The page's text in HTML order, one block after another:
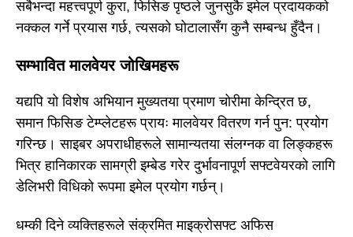
सबैभन्दा महत्त्वपूर्ण कुरा, फिसिङ पृष्ठले जुनसुकै इमेल प्रदायकको
नक्कल गर्ने प्रयास गर्छ, त्यसको घोटालासँग कुनै सम्बन्ध हुँदैन।
सम्भावित मालवेयर जोखिमहरू
यद्यपि यो विशेष अभियान मुख्यतया प्रमाण चोरीमा केन्द्रित छ,
समान फिसिङ टेम्प्लेटहरू प्रायः मालवेयर वितरण गर्न पुन: प्रयोग
गरिन्छ। साइबर अपराधीहरूले सामान्यतया संलग्नक वा लिङ्कहरू
भित्र हानिकारक सामग्री इम्बेड गरेर दुर्भावनापूर्ण सफ्टवेयरको लागि
डेलिभरी विधिको रूपमा इमेल प्रयोग गर्छन्।
धम्की दिने व्यक्तिहरूले संक्रमित माइक्रोसफ्ट अफिस